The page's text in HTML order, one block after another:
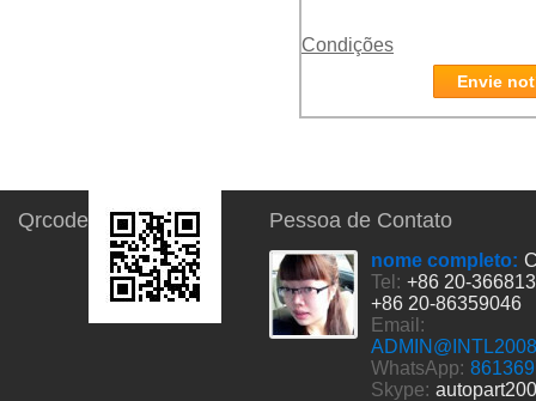
Condições
Envie
Qrcode Pessoa de Contato
nome completo:
Tel: +86 20-
+86 20-86359046
Email:
WhatsApp:
Skype: